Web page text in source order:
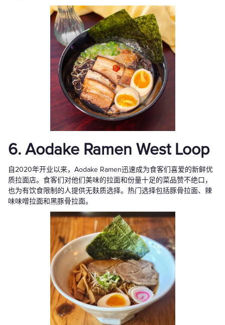
6. Aodake Ramen West Loop
自2020年开业以来，Aodake Ramen迅速成为食客们喜爱的新鲜优
质拉面店。食客们对他们美味的拉面和份量十足的菜品赞不绝口，
也为有饮食限制的人提供无麸质选择。热门选择包括豚骨拉面、辣
味味噌拉面和黑豚骨拉面。